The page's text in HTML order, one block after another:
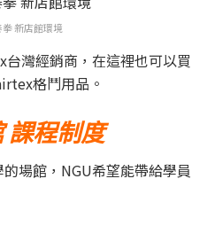
拳 新店館環境
灣經銷商，在這裡也可以買
格鬥用品。
課程制度
場館，NGU希望能帶給學員